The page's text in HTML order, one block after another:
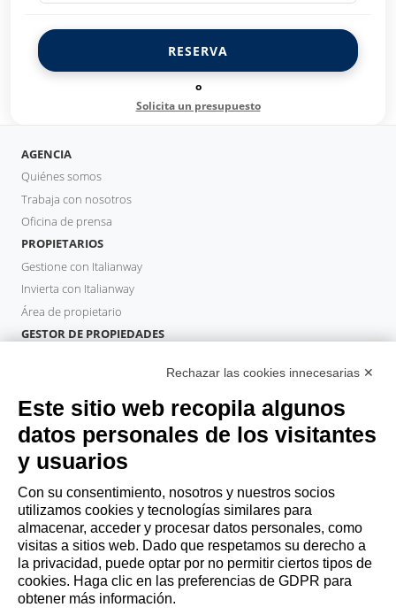
RESERVA
o
Solicita un presupuesto
AGENCIA
Quiénes somos
Trabaja con nosotros
Oficina de prensa
PROPIETARIOS
Gestione con Italianway
Invierta con Italianway
Área de propietario
GESTOR DE PROPIEDADES
HUÉSPEDES
Reserve una estancia
Estancias largas
Experiencias para los Huéspedes
Descuentos para husespedes
Convenios para empresas
booking@italianway.house
+390286882952
Rechazar las cookies innecesarias ✕
Este sitio web recopila algunos
datos personales de los visitantes
y usuarios
Con su consentimiento, nosotros y nuestros socios
utilizamos cookies y tecnologías similares para
almacenar, acceder y procesar datos personales, como
visitas a sitios web. Dado que respetamos su derecho a
la privacidad, puede optar por no permitir ciertos tipos de
cookies. Haga clic en las preferencias de GDPR para
obtener más información.